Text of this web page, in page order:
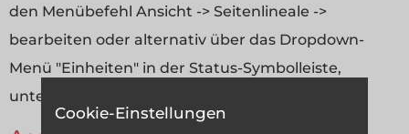
den Menübefehl Ansicht -> Seitenlineale ->
bearbeiten oder alternativ über das Dropdown-
Menü "Einheiten" in der Status-Symbolleiste,
unterhalb des Dokumentfensters.
Cookie-Einstellungen